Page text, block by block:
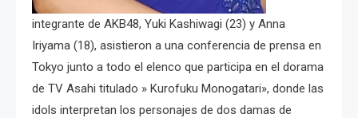
integrante de AKB48, Yuki Kashiwagi (23) y Anna
Iriyama (18), asistieron a una conferencia de prensa en
Tokyo junto a todo el elenco que participa en el dorama
de TV Asahi titulado » Kurofuku Monogatari», donde las
idols interpretan los personajes de dos damas de